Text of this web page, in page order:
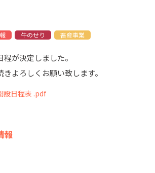
牛のせり 畜産事業
が決定しました。
よろしくお願い致します。
設日程表 .pdf
報